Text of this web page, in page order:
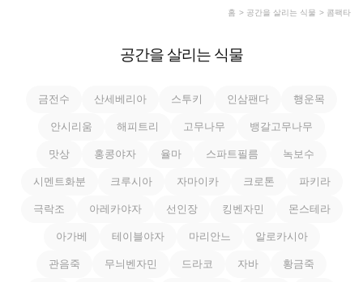
홈 공간을 살리는 식물 콤팩타
공간을 살리는 식물
금전수 산세베리아 스투키 인삼팬다 행운목
안시리움 해피트리 고무나무 뱅갈고무나무
맛상 홍콩야자 율마 스파트필름 녹보수
시멘트화분 크루시아 자마이카 크로톤 파키라
극락조 아레카야자 선인장 킹벤자민 몬스테라
아가베 테이블야자 마리안느 알로카시아
관음죽 무늬벤자민 드라코 자바 황금죽